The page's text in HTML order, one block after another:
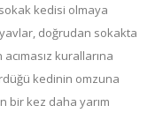
sokak kedisi olmaya
doğrudan sokakta
kurallarına
kedinin omzuna
bir kez daha yarım